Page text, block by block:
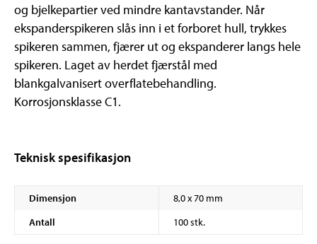
og bjelkepartier ved mindre kantavstander. Når
ekspanderspikeren slås inn i et forboret hull, trykkes
spikeren sammen, fjærer ut og ekspanderer langs hele
spikeren. Laget av herdet fjærstål med
blankgalvanisert overflatebehandling.
Korrosjonsklasse C1.
Teknisk spesifikasjon
Dimensjon
8,0 x 70 mm
Antall
100 stk.